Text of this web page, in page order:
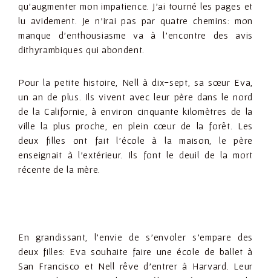
qu’augmenter mon impatience. J’ai tourné les pages et
lu avidement. Je n’irai pas par quatre chemins: mon
manque d’enthousiasme va à l’encontre des avis
dithyrambiques qui abondent.
Pour la petite histoire, Nell à dix-sept, sa sœur Eva,
un an de plus. Ils vivent avec leur père dans le nord
de la Californie, à environ cinquante kilomètres de la
ville la plus proche, en plein cœur de la forêt. Les
deux filles ont fait l’école à la maison, le père
enseignait à l’extérieur. Ils font le deuil de la mort
récente de la mère.
En grandissant, l’envie de s’envoler s’empare des
deux filles: Eva souhaite faire une école de ballet à
San Francisco et Nell rêve d’entrer à Harvard. Leur